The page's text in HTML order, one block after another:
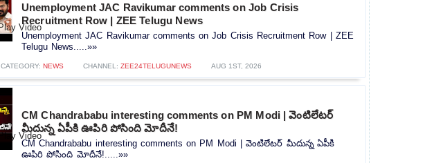
Unemployment JAC Ravikumar comments on Job Crisis
Recruitment Row | ZEE Telugu News
Unemployment JAC Ravikumar comments on Job Crisis Recruitment Row | ZEE
Telugu News.....»»
CATEGORY: NEWS CHANNEL: ZEE24TELUGUNEWS AUG 1ST, 2026
CM Chandrababu interesting comments on PM Modi | వెంటిలేటర్
మీదున్న ఏపీకి ఊపిరి పోసింది మోదీనే!
CM Chandrababu interesting comments on PM Modi | వెంటిలేటర్ మీదున్న ఏపీకి
ఊపిరి పోసింది మోదీనే!.....»»